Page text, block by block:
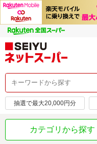
抽選で最大20,000円分
カテゴリから探す